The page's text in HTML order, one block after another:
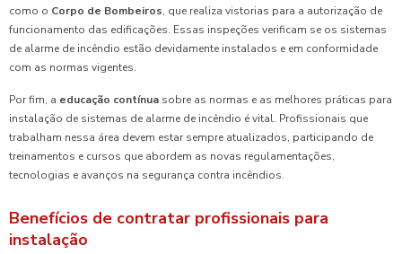
como o Corpo de Bombeiros, que realiza vistorias para a autorização de
funcionamento das edificações. Essas inspeções verificam se os sistemas
de alarme de incêndio estão devidamente instalados e em conformidade
com as normas vigentes.
Por fim, a educação contínua sobre as normas e as melhores práticas para
instalação de sistemas de alarme de incêndio é vital. Profissionais que
trabalham nessa área devem estar sempre atualizados, participando de
treinamentos e cursos que abordem as novas regulamentações,
tecnologias e avanços na segurança contra incêndios.
Benefícios de contratar profissionais para
instalação